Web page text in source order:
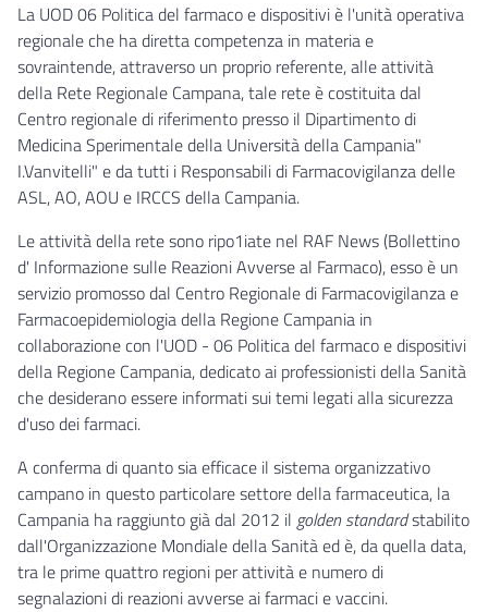
La UOD 06 Politica del farmaco e dispositivi è l'unità operativa
regionale che ha diretta competenza in materia e
sovraintende, attraverso un proprio referente, alle attività
della Rete Regionale Campana, tale rete è costituita dal
Centro regionale di riferimento presso il Dipartimento di
Medicina Sperimentale della Università della Campania"
I.Vanvitelli" e da tutti i Responsabili di Farmacovigilanza delle
ASL, AO, AOU e IRCCS della Campania.
Le attività della rete sono ripo1iate nel RAF News (Bollettino
d' Informazione sulle Reazioni Avverse al Farmaco), esso è un
servizio promosso dal Centro Regionale di Farmacovigilanza e
Farmacoepidemiologia della Regione Campania in
collaborazione con l'UOD - 06 Politica del farmaco e dispositivi
della Regione Campania, dedicato ai professionisti della Sanità
che desiderano essere informati sui temi legati alla sicurezza
d'uso dei farmaci.
A conferma di quanto sia efficace il sistema organizzativo
campano in questo particolare settore della farmaceutica, la
Campania ha raggiunto già dal 2012 il golden standardstabilito
dall'Organizzazione Mondiale della Sanità ed è, da quella data,
tra le prime quattro regioni per attività e numero di
segnalazioni di reazioni avverse ai farmaci e vaccini.